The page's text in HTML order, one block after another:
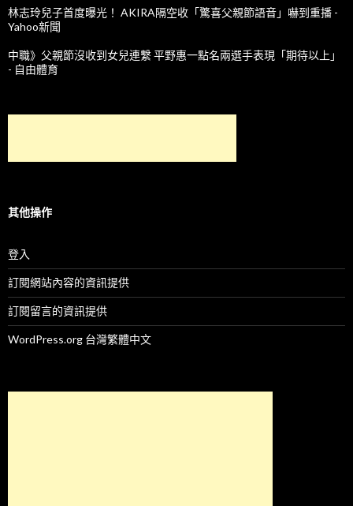
林志玲兒子首度曝光！ AKIRA隔空收「驚喜父親節語音」嚇到重播 -
Yahoo新聞
中職》父親節沒收到女兒連繫 平野惠一點名兩選手表現「期待以上」
- 自由體育
其他操作
登入
訂閱網站內容的資訊提供
訂閱留言的資訊提供
WordPress.org 台灣繁體中文